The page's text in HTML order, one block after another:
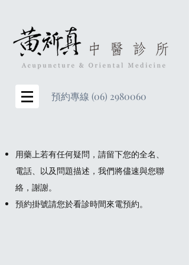
預約專線 (06) 2980060
用藥上若有任何疑問，請留下您的全名、
電話、以及問題描述，我們將儘速與您聯
絡，謝謝。
預約掛號請您於看診時間來電預約。